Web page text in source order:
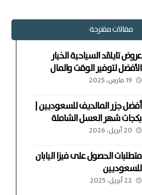
مقالات مقترحة
عروض تايلاند السياحية الخيار
الأفضل لتوفير الوقت والمال
19 مارس، 2025
أفضل جزر المالديف للسعوديين |
بكجات شهر العسل الشاملة
20 أبريل، 2026
متطلبات الحصول على فيزا اليابان
للسعوديين
22 أبريل، 2025